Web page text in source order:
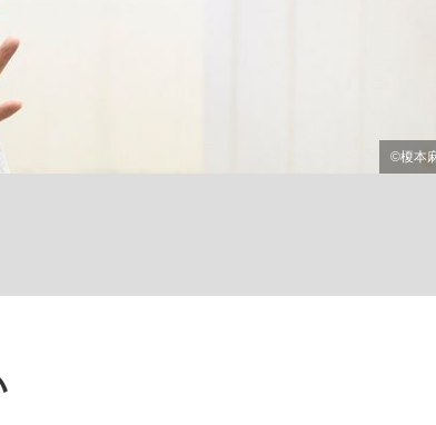
表“敗戦”の真実 選手が明かす...
」『北の国から』倉本聰氏（91...